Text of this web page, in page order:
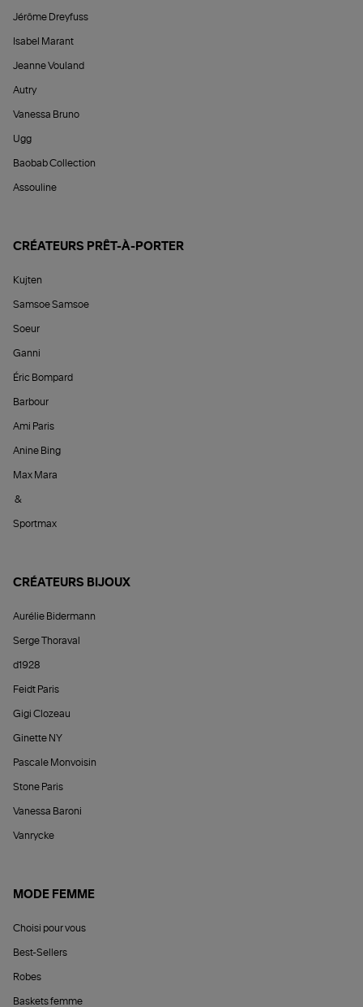
Jérôme Dreyfuss
Isabel Marant
Jeanne Vouland
Autry
Vanessa Bruno
Ugg
Baobab Collection
Assouline
CRÉATEURS PRÊT-À-PORTER
Kujten
Samsoe Samsoe
Soeur
Ganni
Éric Bompard
Barbour
Ami Paris
Anine Bing
Max Mara
&
Sportmax
CRÉATEURS BIJOUX
Aurélie Bidermann
Serge Thoraval
d1928
Feidt Paris
Gigi Clozeau
Ginette NY
Pascale Monvoisin
Stone Paris
Vanessa Baroni
Vanrycke
MODE FEMME
Choisi pour vous
Best-Sellers
Robes
Baskets femme